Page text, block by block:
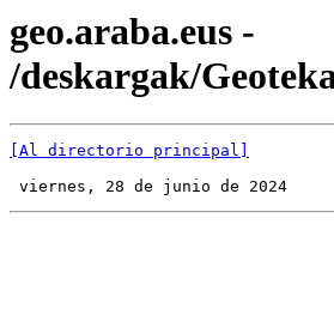
geo.araba.eus -
/deskargak/
[Al directorio principal]
viernes, 28 de junio de 2024